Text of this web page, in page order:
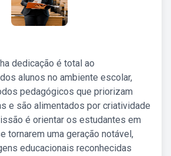
dedicação é total ao
alunos no ambiente escolar,
pedagógicos que priorizam
e são alimentados por criatividade
é orientar os estudantes em
tornarem uma geração notável,
educacionais reconhecidas